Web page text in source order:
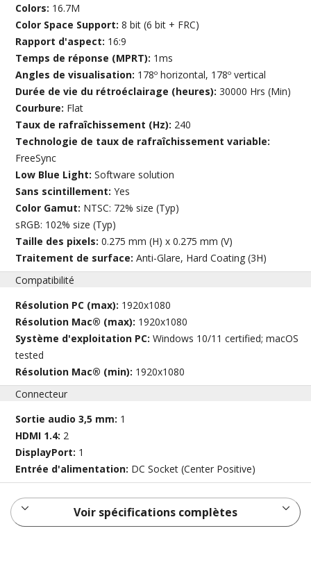
Colors: 16.7M
Color Space Support:8 bit (6 bit + FRC)
Rapport d'aspect: 16:9
Temps de réponse (MPRT): 1ms
Angles de visualisation: 178º horizontal, 178º vertical
Durée de vie du rétroéclairage (heures):30000 Hrs (Min)
Courbure: Flat
Taux de rafraîchissement (Hz): 240
Technologie de taux de rafraîchissement variable:
FreeSync
Low Blue Light:Software solution
Sans scintillement:Yes
Color Gamut: NTSC: 72% size (Typ)
sRGB: 102% size (Typ)
Taille des pixels:0.275 mm (H) x 0.275 mm (V)
Traitement de surface:Anti-Glare, Hard Coating (3H)
Compatibilité
Résolution PC (max): 1920x1080
Résolution Mac® (max): 1920x1080
Système d'exploitation PC:Windows 10/11 certified; macOS
tested
Résolution Mac® (min): 1920x1080
Connecteur
Sortie audio 3,5 mm: 1
HDMI 1.4: 2
DisplayPort: 1
Entrée d'alimentation: DC Socket (Center Positive)
Voir spécifications complètes